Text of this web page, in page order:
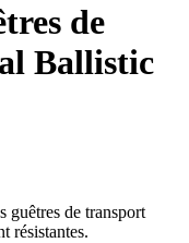
de
Ballistic
guêtres de transport
résistantes.